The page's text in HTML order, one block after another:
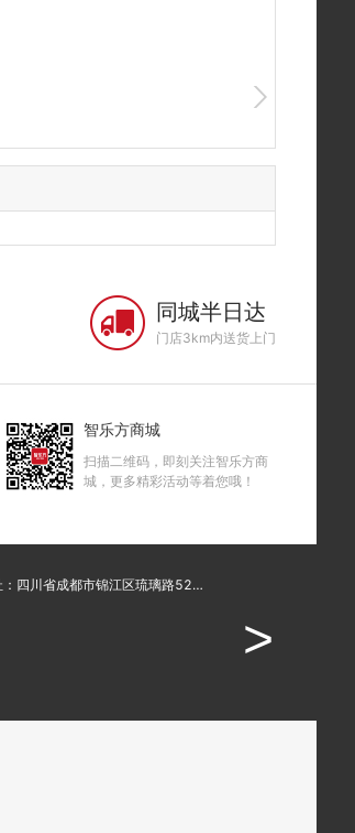
同城半日达
门店3km内送货上门
智乐方商城
扫描二维码，即刻关注智乐方商
城，更多精彩活动等着您哦！
智乐方成都翡翠店·A_C19地址：四川省成都市锦江区琉璃路526号中国移动营业厅
工作时间：10:00-
>